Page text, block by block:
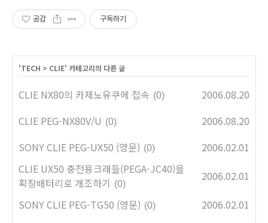
공감 구독하기
'TECH > CLIE' 카테고리의 다른 글
CLIE NX80의 카제노유쿠에 접속 (0)
2006.08.20
CLIE PEG-NX80V/U (0)
2006.08.20
SONY CLIE PEG-UX50 (영문) (0)
2006.02.01
CLIE UX50 충전용크래들(PEGA-JC40)을
확장배터리로 개조하기 (0)
2006.02.01
SONY CLIE PEG-TG50 (영문) (0)
2006.02.01